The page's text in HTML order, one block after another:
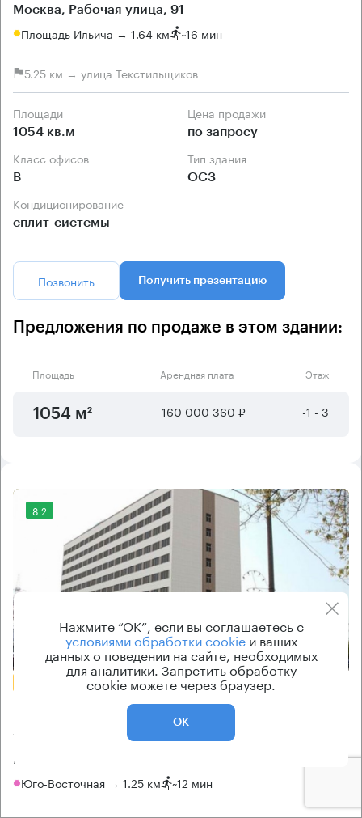
Москва, Рабочая улица, 91
Площадь Ильича → 1.64 км ~16 мин
5.25 км → улица Текстильщиков
Площади
1054 кв.м
Цена продажи
по запросу
Класс офисов
B
Тип здания
ОСЗ
Кондиционирование
сплит-системы
Позвонить Получить презентацию
Предложения по продаже в этом здании:
Площадь Арендная плата Этаж
1054 м² 160 000 360 ₽ -1 - 3
8.2
Еще фото
БЕЗ КОМИССИИ
Москва, Рязанский проспект, 86/1 с1
Юго-Восточная → 1.25 км ~12 мин
Нажмите “ОК”, если вы соглашаетесь с
условиями обработки cookieи ваших
данных о поведении на сайте, необходимых
для аналитики. Запретить обработку
cookie можете через браузер.
ОК